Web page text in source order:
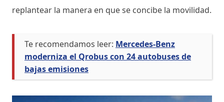
replantear la manera en que se concibe la movilidad.
Te recomendamos leer: Mercedes-Benz
moderniza el Qrobus con 24 autobuses de
bajas emisiones